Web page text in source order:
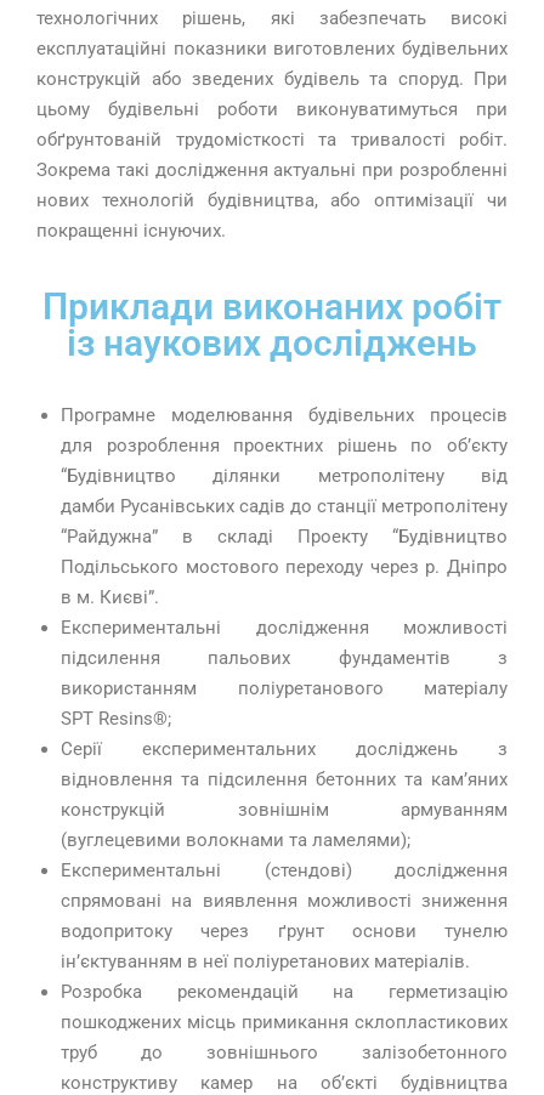
технологічних рішень, які забезпечать високі
експлуатаційні показники виготовлених будівельних
конструкцій або зведених будівель та споруд. При
цьому будівельні роботи виконуватимуться при
обґрунтованій трудомісткості та тривалості робіт.
Зокрема такі дослідження актуальні при розробленні
нових технологій будівництва, або оптимізації чи
покращенні існуючих.
Приклади виконаних робіт
із наукових досліджень
Програмне моделювання будівельних процесів
для розроблення проектних рішень по обʼєкту
“Будівництво ділянки метрополітену від
дамби Русанівських садів до станції метрополітену
“Райдужна” в складі Проекту “Будівництво
Подільського мостового переходу через р. Дніпро
в м. Києві”.
Експериментальні дослідження можливості
підсилення пальових фундаментів з
використанням поліуретанового матеріалу
SPT Resins®;
Серії експериментальних досліджень з
відновлення та підсилення бетонних та кам’яних
конструкцій зовнішнім армуванням
(вуглецевими волокнами та ламелями);
Експериментальні (стендові) дослідження
спрямовані на виявлення можливості зниження
водопритоку через ґрунт основи тунелю
ін’єктуванням в неї поліуретанових матеріалів.
Розробка рекомендацій на герметизацію
пошкоджених місць примикання склопластикових
труб до зовнішнього залізобетонного
конструктиву камер на об’єкті будівництва